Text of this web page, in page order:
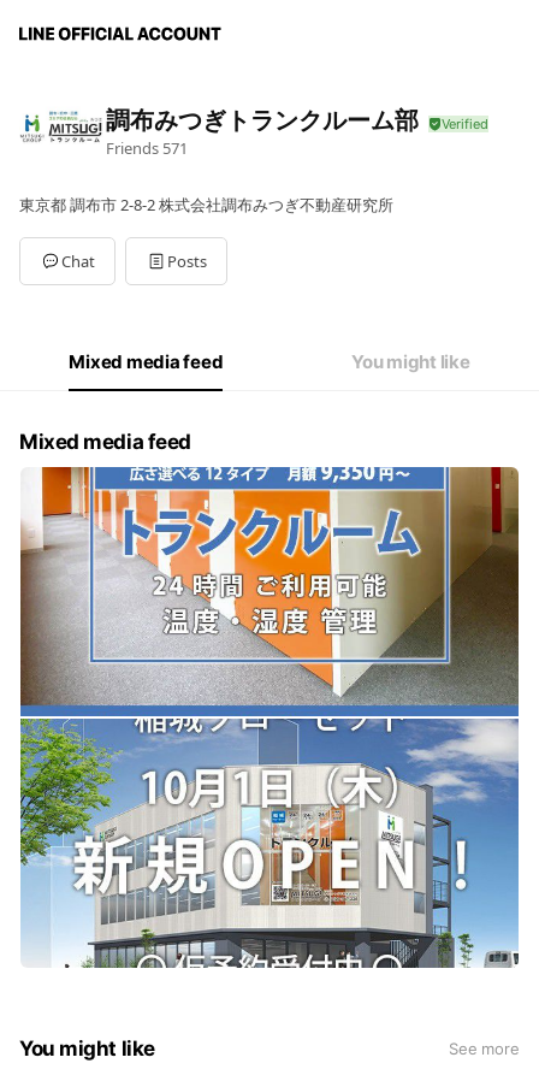
調布みつぎトランクルーム部
Friends 571
東京都 調布市 2-8-2 株式会社調布みつぎ不動産研究所
Chat Posts
Mixed media feed You might like
Mixed media feed
You might like See more